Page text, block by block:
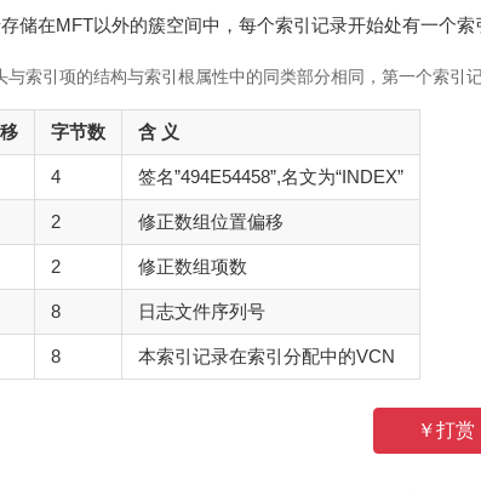
储在MFT以外的簇空间中，每个索引记录开始处有一个
与索引项的结构与索引根属性中的同类部分相同，第一个索引
字节数 含 义
4 签名”494E54458”,名文为“INDEX”
2 修正数组位置偏移
2 修正数组项数
8 日志文件序列号
8 本索引记录在索引分配中的VCN
￥打赏